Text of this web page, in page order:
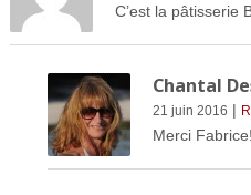
C’est la pâtisserie
Chantal
21 juin 2016 |
Merci Fabrice!